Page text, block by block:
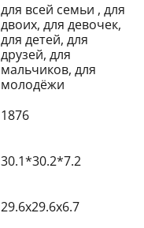
для всей семьи , для
двоих, для девочек,
для детей, для
друзей, для
мальчиков, для
молодёжи
1876
30.1*30.2*7.2
29.6х29.6х6.7